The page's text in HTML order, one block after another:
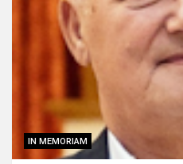
IN MEMORIAM